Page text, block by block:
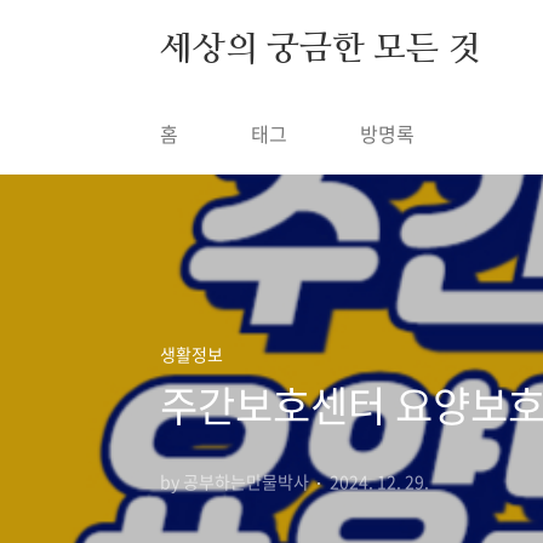
세상의 궁금한 모든 것
홈 태그 방명록
생활정보
주간보호센터 요양보
by 공부하는만물박사 2024. 12. 29.